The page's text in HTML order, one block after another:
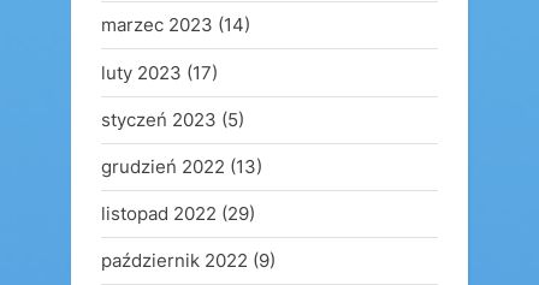
marzec 2023 (14)
luty 2023 (17)
styczeń 2023 (5)
grudzień 2022 (13)
listopad 2022 (29)
październik 2022 (9)